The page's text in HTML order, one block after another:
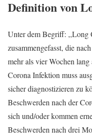
Definition von
Unter dem Begriff: ,,Long
zusammengefasst, die
mehr als vier Wochen
Corona Infektion muss
sicher diagnostizieren zu
Beschwerden nach der
sich und/oder kommen
Beschwerden nach drei